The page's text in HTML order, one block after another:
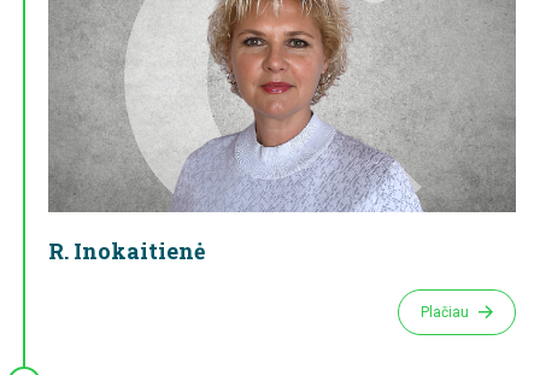
R. Inokaitienė
Plačiau